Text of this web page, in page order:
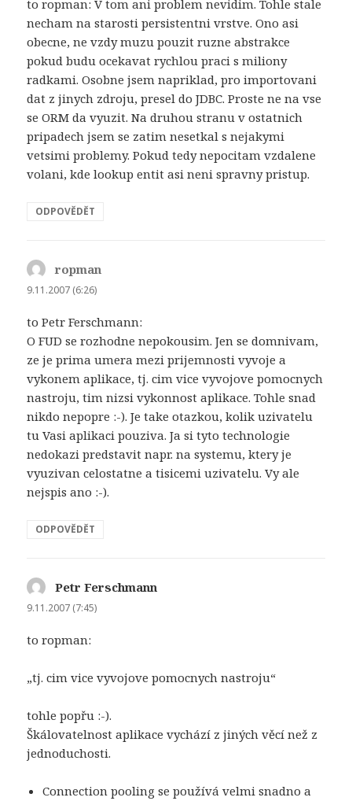
to ropman: V tom ani problem nevidim. Tohle stale
necham na starosti persistentni vrstve. Ono asi
obecne, ne vzdy muzu pouzit ruzne abstrakce
pokud budu ocekavat rychlou praci s miliony
radkami. Osobne jsem napriklad, pro importovani
dat z jinych zdroju, presel do JDBC. Proste ne na vse
se ORM da vyuzit. Na druhou stranu v ostatnich
pripadech jsem se zatim nesetkal s nejakymi
vetsimi problemy. Pokud tedy nepocitam vzdalene
volani, kde lookup entit asi neni spravny pristup.
ODPOVĚDĚT
ropman
9.11.2007 (6:26)
to Petr Ferschmann:
O FUD se rozhodne nepokousim. Jen se domnivam,
ze je prima umera mezi prijemnosti vyvoje a
vykonem aplikace, tj. cim vice vyvojove pomocnych
nastroju, tim nizsi vykonnost aplikace. Tohle snad
nikdo nepopre :-). Je take otazkou, kolik uzivatelu
tu Vasi aplikaci pouziva. Ja si tyto technologie
nedokazi predstavit napr. na systemu, ktery je
vyuzivan celostatne a tisicemi uzivatelu. Vy ale
nejspis ano :-).
ODPOVĚDĚT
Petr Ferschmann
9.11.2007 (7:45)
to ropman:
„tj. cim vice vyvojove pomocnych nastroju“
tohle popřu :-).
Škálovatelnost aplikace vychází z jiných věcí než z
jednoduchosti.
Connection pooling se používá velmi snadno a